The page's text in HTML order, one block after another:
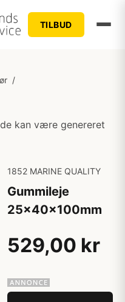
TILBUD
/
kan være genereret
1852 MARINE QUALITY
Gummileje
25x40x100mm
529,00 kr